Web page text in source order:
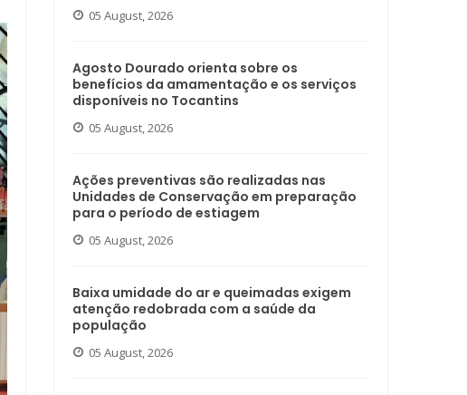
05 August, 2026
Agosto Dourado orienta sobre os
benefícios da amamentação e os serviços
disponíveis no Tocantins
05 August, 2026
Ações preventivas são realizadas nas
Unidades de Conservação em preparação
para o período de estiagem
05 August, 2026
Baixa umidade do ar e queimadas exigem
atenção redobrada com a saúde da
população
05 August, 2026